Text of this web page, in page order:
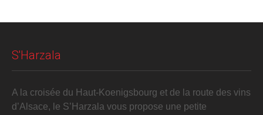
S'Harzala
A la croisée du Haut-Koenigsbourg et de la route des vins
d’Alsace, le S’Harzala vous propose une petite